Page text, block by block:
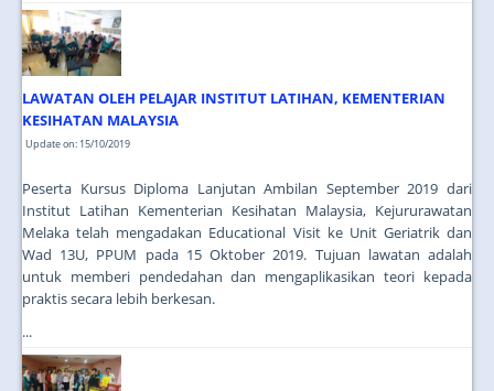
LAWATAN OLEH PELAJAR INSTITUT LATIHAN, KEMENTERIAN
KESIHATAN MALAYSIA
Update on: 15/10/2019
Peserta Kursus Diploma Lanjutan Ambilan September 2019 dari
Institut Latihan Kementerian Kesihatan Malaysia, Kejururawatan
Melaka telah mengadakan Educational Visit ke Unit Geriatrik dan
Wad 13U, PPUM pada 15 Oktober 2019. Tujuan lawatan adalah
untuk memberi pendedahan dan mengaplikasikan teori kepada
praktis secara lebih berkesan.
...